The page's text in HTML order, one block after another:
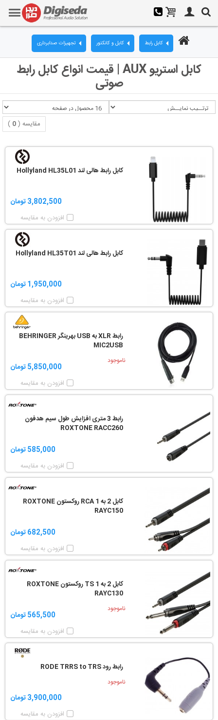
تجهیزات صدابرداری کابل و کانکتور کابل رابط
کابل استریو AUX | قیمت انواع کابل رابط
صوتی
مقایسه (0
)
کابل رابط هالی لند Hollyland HL35L01
3,802,500 تومان
افزودن به مقایسه
کابل رابط هالی لند Hollyland HL35T01
1,950,000 تومان
افزودن به مقایسه
رابط XLR به USB بهرینگر BEHRINGER
MIC2USB
ناموجود
5,850,000 تومان
افزودن به مقایسه
رابط 3 متری افزایش طول سیم هدفون
ROXTONE RACC260
585,000 تومان
افزودن به مقایسه
کابل 2 به 1 RCA روکستون ROXTONE
RAYC150
682,500 تومان
افزودن به مقایسه
کابل 2 به 1 TS روکستون ROXTONE
RAYC130
ناموجود
565,500 تومان
افزودن به مقایسه
رابط رود RODE TRRS to TRS
ناموجود
3,900,000 تومان
افزودن به مقایسه